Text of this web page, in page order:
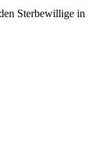
Sterbewillige in